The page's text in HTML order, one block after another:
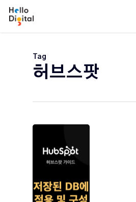
Skip
Tag
허브스팟